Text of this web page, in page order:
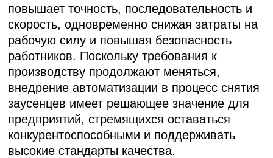
повышает точность, последовательность и
скорость, одновременно снижая затраты на
рабочую силу и повышая безопасность
работников. Поскольку требования к
производству продолжают меняться,
внедрение автоматизации в процесс снятия
заусенцев имеет решающее значение для
предприятий, стремящихся оставаться
конкурентоспособными и поддерживать
высокие стандарты качества.